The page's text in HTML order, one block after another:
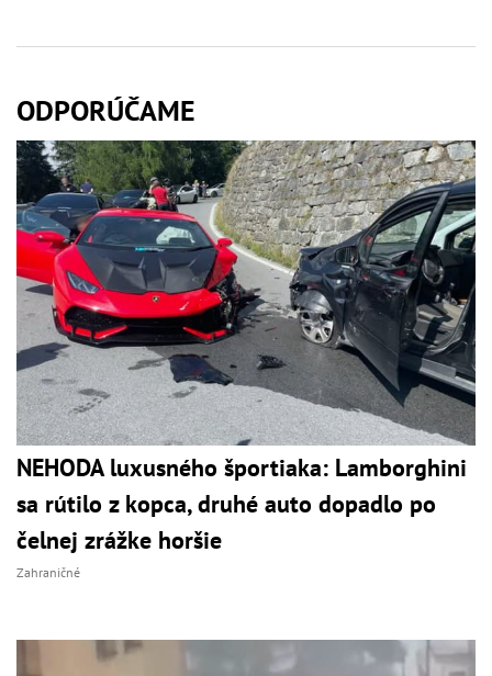
ODPORÚČAME
NEHODA luxusného športiaka: Lamborghini
sa rútilo z kopca, druhé auto dopadlo po
čelnej zrážke horšie
Zahraničné